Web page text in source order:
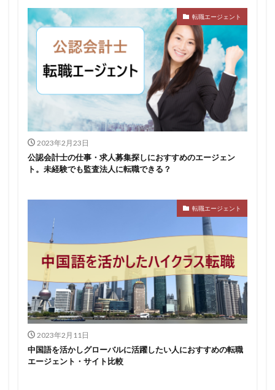
転職エージェント
2023年2月23日
公認会計士の仕事・求人募集探しにおすすめのエージェン
ト。未経験でも監査法人に転職できる？
転職エージェント
2023年2月11日
中国語を活かしグローバルに活躍したい人におすすめの転職
エージェント・サイト比較